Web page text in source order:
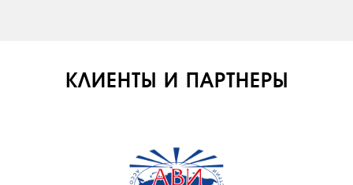
КЛИЕНТЫ И ПАРТНЕРЫ